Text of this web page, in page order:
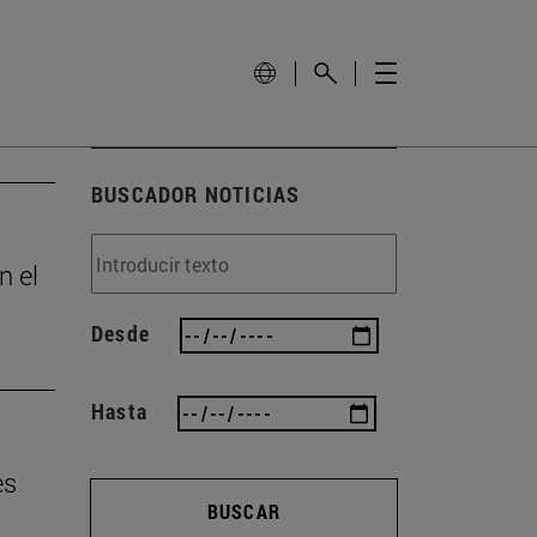
el
BUSCADOR NOTICIAS
Desde
Hasta
BUSCAR